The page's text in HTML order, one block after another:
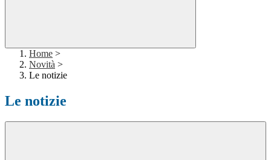
Home >
Novità >
Le notizie
Le notizie